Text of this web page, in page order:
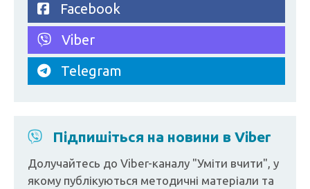
Facebook
Viber
Telegram
Підпишіться на новини в Viber
Долучайтесь до Viber-каналу "Уміти вчити", у
якому публікуються методичні матеріали та